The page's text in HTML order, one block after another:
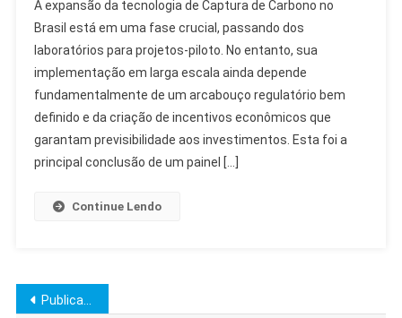
De
Carbono
No
Brasil:
Regulação
E
Mercado
Essenciais
A expansão da tecnologia de Captura de Carbono no
Brasil está em uma fase crucial, passando dos
laboratórios para projetos-piloto. No entanto, sua
implementação em larga escala ainda depende
fundamentalmente de um arcabouço regulatório bem
definido e da criação de incentivos econômicos que
garantam previsibilidade aos investimentos. Esta foi a
principal conclusão de um painel […]
Continue Lendo
Navegação
Publicações mais antigas